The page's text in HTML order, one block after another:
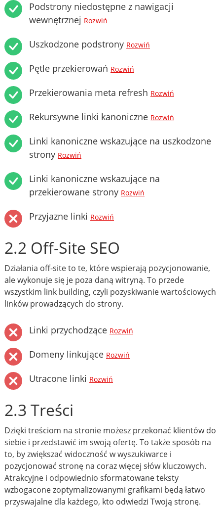
Podstrony niedostępne z nawigacji
wewnętrznej Rozwiń
Uszkodzone podstrony Rozwiń
Pętle przekierowań Rozwiń
Przekierowania meta refresh Rozwiń
Rekursywne linki kanoniczne Rozwiń
Linki kanoniczne wskazujące na uszkodzone
strony Rozwiń
Linki kanoniczne wskazujące na
przekierowane strony Rozwiń
Przyjazne linki Rozwiń
2.2 Off-Site SEO
Działania off-site to te, które wspierają pozycjonowanie,
ale wykonuje się je poza daną witryną. To przede
wszystkim link building, czyli pozyskiwanie wartościowych
linków prowadzących do strony.
Linki przychodzące Rozwiń
Domeny linkujące Rozwiń
Utracone linki Rozwiń
2.3 Treści
Dzięki treściom na stronie możesz przekonać klientów do
siebie i przedstawić im swoją ofertę. To także sposób na
to, by zwiększać widoczność w wyszukiwarce i
pozycjonować stronę na coraz więcej słów kluczowych.
Atrakcyjne i odpowiednio sformatowane teksty
wzbogacone zoptymalizowanymi grafikami będą łatwo
przyswajalne dla każdego, kto odwiedzi Twoją stronę.